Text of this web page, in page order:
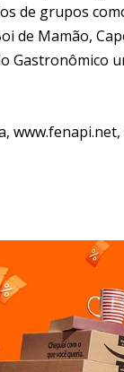
de grupos
de Mamão,